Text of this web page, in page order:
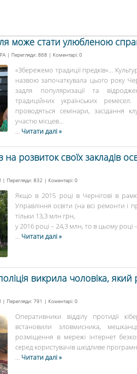
може стати улюбленою
| Перегляди: 868 | Коментарі: 0
«Збережемо традиції предків»…
назвою започаткувала цього року
задля популяризації та
традиційних українських
проводяться семінари, засідання
участю місцев...
... Читати далі »
на розвиток своїх закладів
| Перегляди: 832 | Коментарі: 0
Якщо в 2015 році в Чернігові в
Управління освіти (на всі ремонти і
тільки 13,3 млн грн,
у 2016 році – 24,3 млн, то в цьому році
... Читати далі »
викрила чоловіка,
| Перегляди: 791 | Коментарі: 0
Оперативники відділу протидії
встановили зловмисника,
розміщення в мережі інтернет
серед користувачів шкідливе
... Читати далі »